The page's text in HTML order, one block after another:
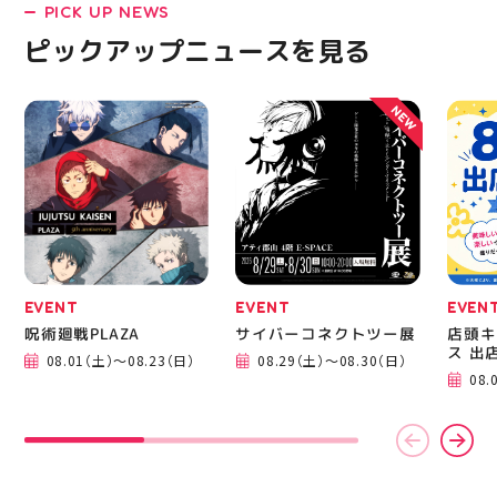
LATEST!
ピックアップニュース
皆さまをお待ちしていま
す #ピアネージュ #郡山
ハンドメイド #郡山ワー
教室 #ハンドメイドショ
ップ 手作り好きさんと
繋がりたい 郡山市
HUBSTORE 数量限定 新
商品入荷
PICK UP NEWS
ピックアップニュースを見る
EVENT
呪術廻戦PLAZA
08.01（土）～08.23（日）
EVENT
サイバーコネクトツー展
08.29（土）～08.30（日）
NEW
店頭
ス 出